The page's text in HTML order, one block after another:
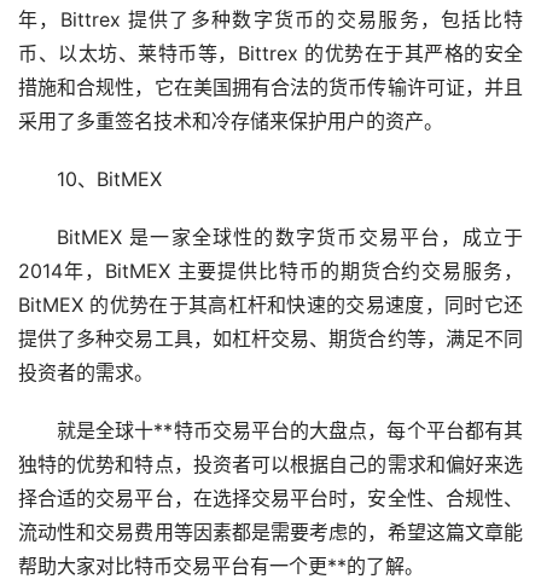
年，Bittrex 提供了多种数字货币的交易服务，包括比特
币、以太坊、莱特币等，Bittrex 的优势在于其严格的安全
措施和合规性，它在美国拥有合法的货币传输许可证，并且
采用了多重签名技术和冷存储来保护用户的资产。
10、BitMEX
BitMEX 是一家全球性的数字货币交易平台，成立于
2014年，BitMEX 主要提供比特币的期货合约交易服务，
BitMEX 的优势在于其高杠杆和快速的交易速度，同时它还
提供了多种交易工具，如杠杆交易、期货合约等，满足不同
投资者的需求。
就是全球十**特币交易平台的大盘点，每个平台都有其
独特的优势和特点，投资者可以根据自己的需求和偏好来选
择合适的交易平台，在选择交易平台时，安全性、合规性、
流动性和交易费用等因素都是需要考虑的，希望这篇文章能
帮助大家对比特币交易平台有一个更**的了解。